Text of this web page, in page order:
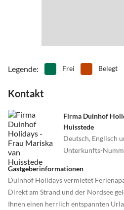
Legende: Frei Belegt
Kontakt
Firma Duinhof
Huisstede
Deutsch, Englisch
Unterkunfts-
Gastgeberinformationen
Duinhof Holidays vermietet
Direkt am Strand und der Nordsee
Ihnen einen herrlich entspannten